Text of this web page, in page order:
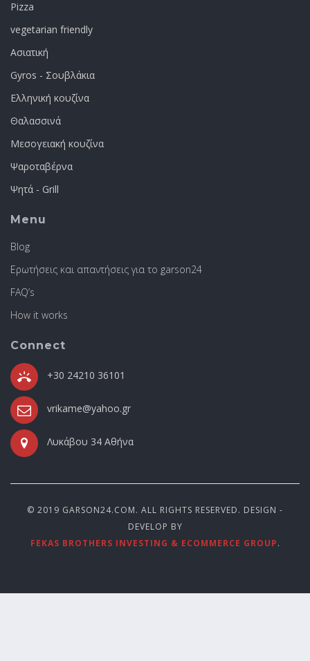
Pizza
vegetarian friendly
Ασιατική
Gyros - Σουβλάκια
Ελληνική κουζίνα
Θαλασσινά
Μεσογειακή κουζίνα
Ψαροταβέρνα
Ψητά - Grill
Menu
Blog
Ερωτήσεις και απαντήσεις για το garson24
FAQ’s
How it works
Connect
+30 24210 36101
vrikame@yahoo.gr
Λυκάβου 34 Αθήνα
© 2019 GARSON24.COM. ALL RIGHTS RESERVED. DESIGN -
DEVELOP BY
FEKAS BROTHERS INVESTING & ECOMMERCE GROUP.